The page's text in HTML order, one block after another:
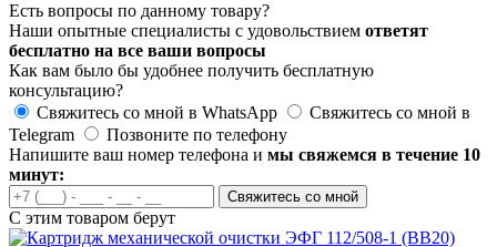
Есть вопросы по данному товару?
Наши опытные специалисты с удовольствием ответят
бесплатно на все ваши вопросы
Как вам было бы удобнее получить бесплатную
консультацию?
Свяжитесь со мной в WhatsApp
Свяжитесь со мной в
Telegram
Позвоните по телефону
Напишите ваш номер телефона и мы свяжемся в течение 10
минут:
Свяжитесь со мной
С этим товаром берут